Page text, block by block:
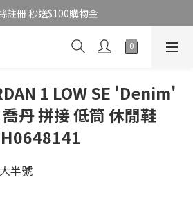
註冊 秒送$100購物金
1 LOW SE 'Denim'
丹 拼接 低筒 休閒鞋
半號